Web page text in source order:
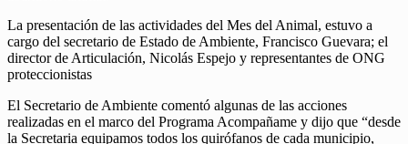
La presentación de las actividades del Mes del Animal, estuvo a
cargo del secretario de Estado de Ambiente, Francisco Guevara; el
director de Articulación, Nicolás Espejo y representantes de ONG
proteccionistas
El Secretario de Ambiente comentó algunas de las acciones
realizadas en el marco del Programa Acompañame y dijo que “desde
la Secretaria equipamos todos los quirófanos de cada municipio,